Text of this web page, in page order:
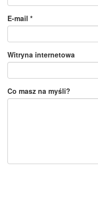
E-mail *
Witryna internetowa
Co masz na myśli?